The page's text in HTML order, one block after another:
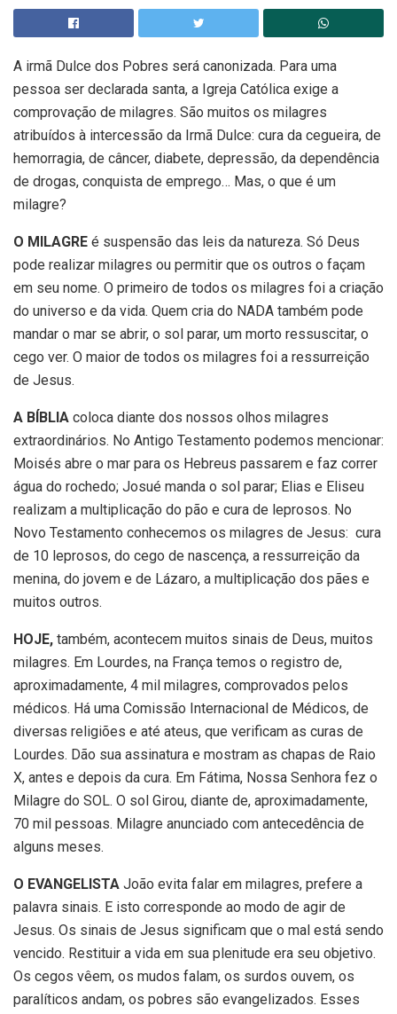
A irmã Dulce dos Pobres será canonizada. Para uma
pessoa ser declarada santa, a Igreja Católica exige a
comprovação de milagres. São muitos os milagres
atribuídos à intercessão da Irmã Dulce: cura da cegueira, de
hemorragia, de câncer, diabete, depressão, da dependência
de drogas, conquista de emprego… Mas, o que é um
milagre?
O MILAGRE é suspensão das leis da natureza. Só Deus
pode realizar milagres ou permitir que os outros o façam
em seu nome. O primeiro de todos os milagres foi a criação
do universo e da vida. Quem cria do NADA também pode
mandar o mar se abrir, o sol parar, um morto ressuscitar, o
cego ver. O maior de todos os milagres foi a ressurreição
de Jesus.
A BÍBLIA coloca diante dos nossos olhos milagres
extraordinários. No Antigo Testamento podemos mencionar:
Moisés abre o mar para os Hebreus passarem e faz correr
água do rochedo; Josué manda o sol parar; Elias e Eliseu
realizam a multiplicação do pão e cura de leprosos. No
Novo Testamento conhecemos os milagres de Jesus: cura
de 10 leprosos, do cego de nascença, a ressurreição da
menina, do jovem e de Lázaro, a multiplicação dos pães e
muitos outros.
HOJE, também, acontecem muitos sinais de Deus, muitos
milagres. Em Lourdes, na França temos o registro de,
aproximadamente, 4 mil milagres, comprovados pelos
médicos. Há uma Comissão Internacional de Médicos, de
diversas religiões e até ateus, que verificam as curas de
Lourdes. Dão sua assinatura e mostram as chapas de Raio
X, antes e depois da cura. Em Fátima, Nossa Senhora fez o
Milagre do SOL. O sol Girou, diante de, aproximadamente,
70 mil pessoas. Milagre anunciado com antecedência de
alguns meses.
O EVANGELISTA João evita falar em milagres, prefere a
palavra sinais. E isto corresponde ao modo de agir de
Jesus. Os sinais de Jesus significam que o mal está sendo
vencido. Restituir a vida em sua plenitude era seu objetivo.
Os cegos vêem, os mudos falam, os surdos ouvem, os
paralíticos andam, os pobres são evangelizados. Esses